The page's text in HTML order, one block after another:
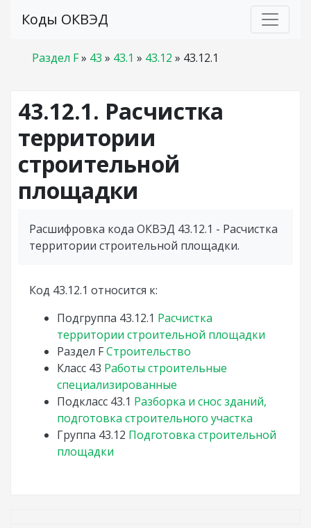
Коды ОКВЭД
Раздел F» 43 » 43.1 » 43.12 » 43.12.1
43.12.1. Расчистка
территории
строительной
площадки
Расшифровка кода ОКВЭД 43.12.1 - Расчистка
территории строительной площадки.
Код 43.12.1 относится к:
Подгруппа 43.12.1 Расчистка
территории строительной площадки
Раздел FСтроительство
Класс 43 Работы строительные
специализированные
Подкласс 43.1 Разборка и снос зданий,
подготовка строительного участка
Группа 43.12 Подготовка строительной
площадки